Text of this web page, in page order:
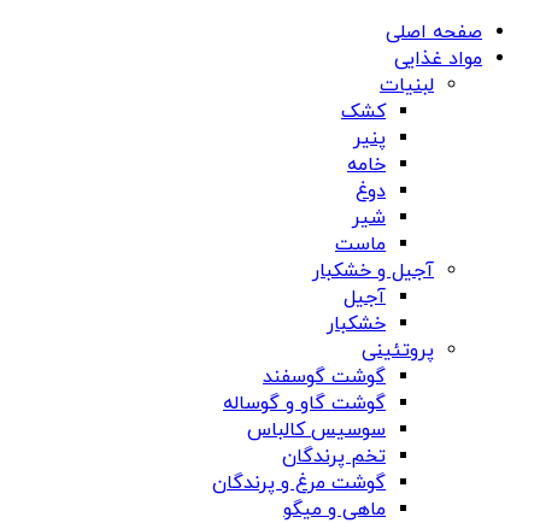
صفحه اصلی
مواد غذایی
لبنیات
کشک
پنیر
خامه
دوغ
شیر
ماست
آجیل و خشکبار
آجیل
خشکبار
پروتئینی
گوشت گوسفند
گوشت گاو و گوساله
سوسیس کالباس
تخم پرندگان
گوشت مرغ و پرندگان
ماهی و میگو